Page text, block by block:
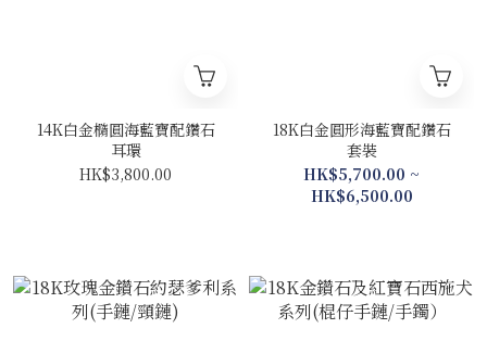
14K白金橢圓海藍寶配鑽石
耳環
HK$3,800.00
18K白金圓形海藍寶配鑽石
套裝
HK$5,700.00 ~
HK$6,500.00